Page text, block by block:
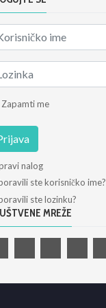
Zapamti me
nalog
ste korisničko ime?
ste lozinku?
MREŽE